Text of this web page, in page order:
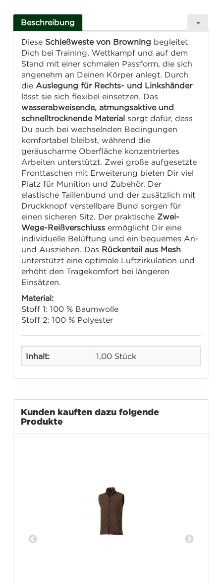
Beschreibung
Diese Schießweste von Browning begleitet
Dich bei Training, Wettkampf und auf dem
Stand mit einer schmalen Passform, die sich
angenehm an Deinen Körper anlegt. Durch
die Auslegung für Rechts- und Linkshänder
lässt sie sich flexibel einsetzen. Das
wasserabweisende, atmungsaktive und
schnelltrocknende Material sorgt dafür, dass
Du auch bei wechselnden Bedingungen
komfortabel bleibst, während die
geräuscharme Oberfläche konzentriertes
Arbeiten unterstützt. Zwei große aufgesetzte
Fronttaschen mit Erweiterung bieten Dir viel
Platz für Munition und Zubehör. Der
elastische Taillenbund und der zusätzlich mit
Druckknopf verstellbare Bund sorgen für
einen sicheren Sitz. Der praktische Zwei-
Wege-Reißverschluss ermöglicht Dir eine
individuelle Belüftung und ein bequemes An-
und Ausziehen. Das Rückenteil aus Mesh
unterstützt eine optimale Luftzirkulation und
erhöht den Tragekomfort bei längeren
Einsätzen.
Material:
Stoff 1: 100 % Baumwolle
Stoff 2: 100 % Polyester
Inhalt: 1,00 Stück
Kunden kauften dazu folgende
Produkte